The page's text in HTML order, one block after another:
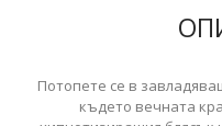
Потопете се в
където вечната